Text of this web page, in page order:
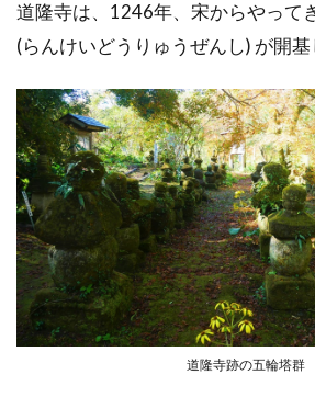
道隆寺は、1246年、宋からやって
(らんけいどうりゅうぜんし) が開基
道隆寺跡の五輪塔群